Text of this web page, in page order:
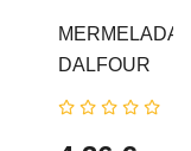
MERMELADA
DALFOUR